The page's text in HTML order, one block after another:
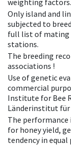
Only island and
subjected to
full list of mating
stations.
The breeding
associations !
Use of genetic
commercial
Institute for Bee
Länderinstitut für
The performance
for honey yield,
tendency in